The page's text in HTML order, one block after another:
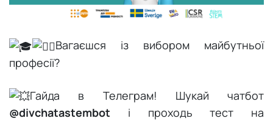
Нова Одеса
Одеса
Сміла
Вагаєшся із вибором майбутньої
професії?
Гайда в Телеграм! Шукай чатбот
@divchatastembot і проходь тест на